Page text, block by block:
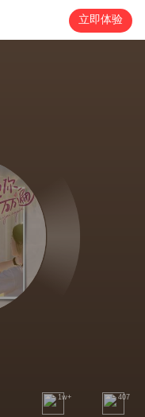
立即体验
1w+ 407